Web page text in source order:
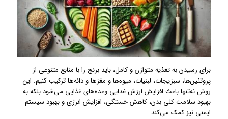
برای رسیدن به تغذیه متوازن و کامل، باید برنج را با منابع متنوعی از
پروتئین‌ها، سبزیجات، لبنیات، میوه‌ها و مغزها و دانه‌ها ترکیب کنیم. این
روش نه‌تنها باعث افزایش ارزش غذایی وعده‌های غذایی می‌شود بلکه به
بهبود سلامت کلی بدن، کاهش خستگی، افزایش انرژی و بهبود سیستم
ایمنی نیز کمک می‌کند.